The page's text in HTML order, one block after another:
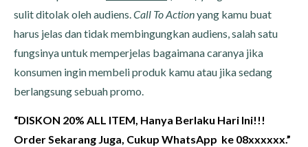
sulit ditolak oleh audiens. Call To Actionyang kamu buat
harus jelas dan tidak membingungkan audiens, salah satu
fungsinya untuk memperjelas bagaimana caranya jika
konsumen ingin membeli produk kamu atau jika sedang
berlangsung sebuah promo.
“DISKON 20% ALL ITEM, Hanya Berlaku Hari Ini!!!
Order Sekarang Juga, Cukup WhatsApp ke 08xxxxxx.”